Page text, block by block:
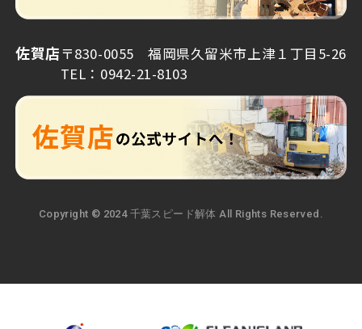
佐賀店〒830-0055 福岡県久留米市上津１丁目5-26
TEL：0942-21-8103
Copyright © 2024 千葉スピード解体 All Rights Reserved.